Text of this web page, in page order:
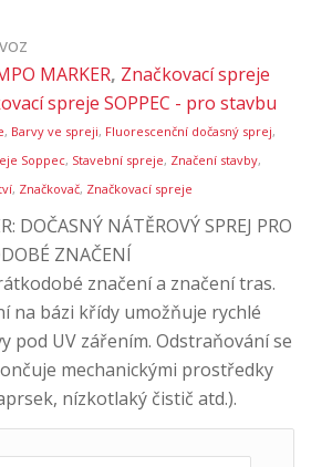
MARKER, Značkovací spreje
spreje SOPPEC - pro stavbu
, Barvy ve spreji, Fluorescenční dočasný sprej,
Soppec, Stavební spreje, Značení stavby,
, Značkovač, Značkovací spreje
DOČASNÝ NÁTĚROVÝ SPREJ PRO
ZNAČENÍ
značení a značení tras.
na bázi křídy umožňuje rychlé
pod UV zářením. Odstraňování se
mechanickými prostředky
nízkotlaký čistič atd.).